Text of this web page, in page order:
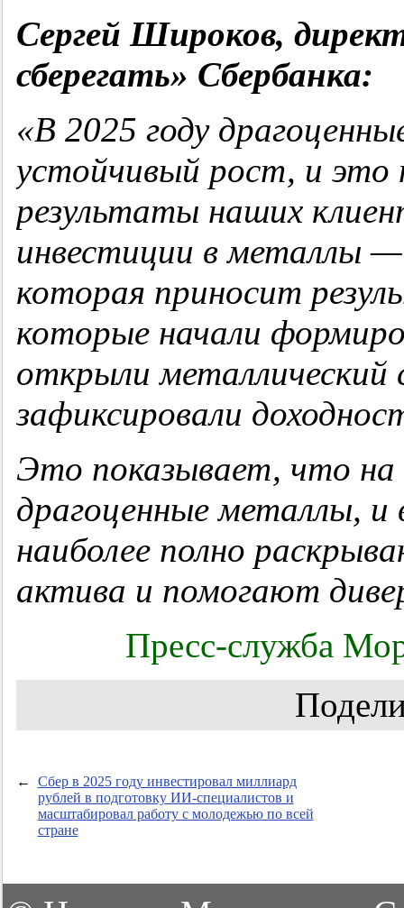
Сергей Широков,
сберегать» Сбербанка:
«В 2025 году
устойчивый рост, и это
результаты наших
инвестиции в металлы
которая приносит
которые начали
открыли металлический
зафиксировали
Это показывает, что на
драгоценные металлы, и
наиболее полно
актива и помогают
Пресс-служба
←
Сбер в 2025 году инвестировал миллиард
рублей в подготовку ИИ-специалистов и
масштабировал работу с молодежью по всей
стране